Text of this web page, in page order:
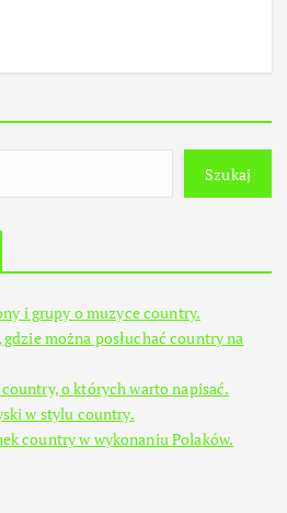
Szukaj
i grupy o muzyce country.
można posłuchać country na
o których warto napisać.
w stylu country.
country w wykonaniu Polaków.